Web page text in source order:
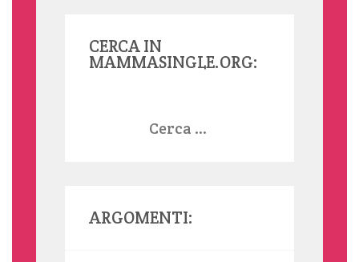
CERCA IN
MAMMASINGLE.ORG:
ARGOMENTI: